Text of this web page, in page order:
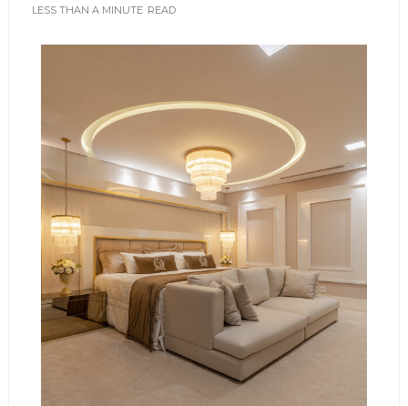
LESS THAN A MINUTE READ